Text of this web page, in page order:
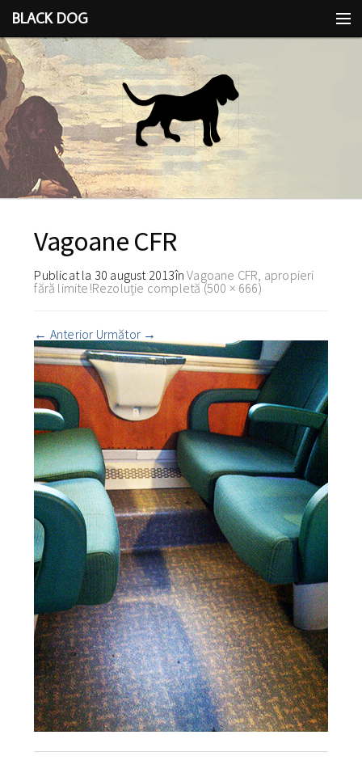
BLACK DOG
IDEEA
CU LIMBA SCOASĂ
Vagoane CFR
Publicat la 30 august 2013înVagoane CFR, apropieri
fără limite!Rezoluție completă (500 × 666)
← Anterior Următor →